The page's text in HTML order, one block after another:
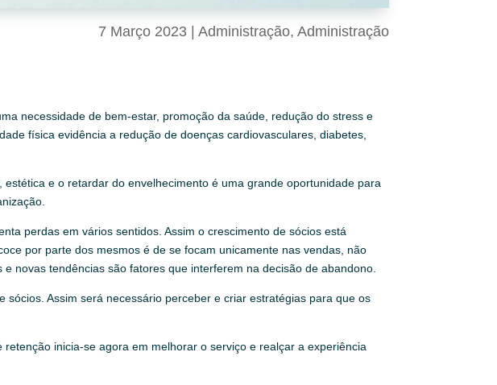
7 Março 2023| Administração, Administração
necessidade de bem-estar, promoção da saúde, redução do stress e
física evidência a redução de doenças cardiovasculares, diabetes,
e o retardar do envelhecimento é uma grande oportunidade para
perdas em vários sentidos. Assim o crescimento de sócios está
por parte dos mesmos é de se focam unicamente nas vendas, não
novas tendências são fatores que interferem na decisão de abandono.
Assim será necessário perceber e criar estratégias para que os
inicia-se agora em melhorar o serviço e realçar a experiência